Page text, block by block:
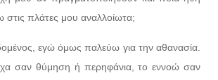
πλάτες μου αναλλοίωτα;
εγώ όμως παλεύω για την αθανασία.
σαν θύμηση ή περηφάνια, το εννοώ σαν